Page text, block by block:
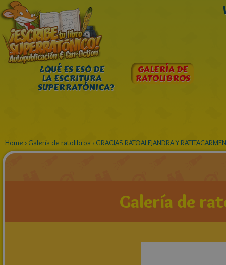
¿QUÉ ES ESO DE
LA ESCRITURA
SUPERRATÓNICA?
GALERÍA DE
RATOLIBROS
Home › Galería de ratolibros › GRACIAS RATOALEJANDRA Y
Galería de